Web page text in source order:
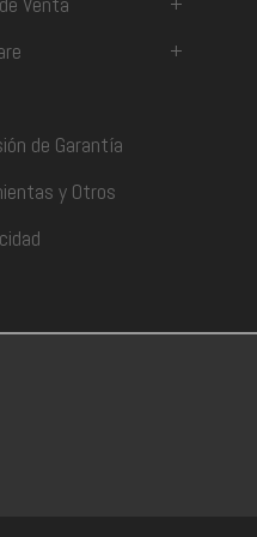
+
de Garantía
y Otros